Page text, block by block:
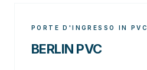
PORTE D'INGRESSO IN PVC
BERLIN PVC